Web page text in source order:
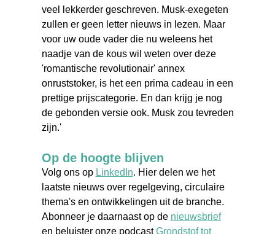
veel lekkerder geschreven. Musk-exegeten
zullen er geen letter nieuws in lezen. Maar
voor uw oude vader die nu weleens het
naadje van de kous wil weten over deze
'romantische revolutionair' annex
onruststoker, is het een prima cadeau in een
prettige prijscategorie. En dan krijg je nog
de gebonden versie ook. Musk zou tevreden
zijn.'
Op de hoogte blijven
Volg ons op LinkedIn. Hier delen we het
laatste nieuws over regelgeving, circulaire
thema's en ontwikkelingen uit de branche.
Abonneer je daarnaast op de nieuwsbrief
en beluister onze podcastGrondstof tot